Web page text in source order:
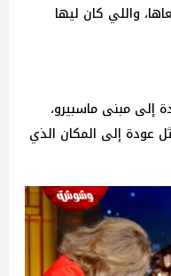
واللي كان ليها
إلى مبنى ماسبيرو،
عودة إلى المكان الذي